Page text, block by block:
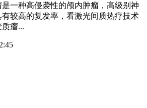
种高侵袭性的颅内肿瘤，高级别神
较高的复发率，看激光间质热疗技术
瘤...